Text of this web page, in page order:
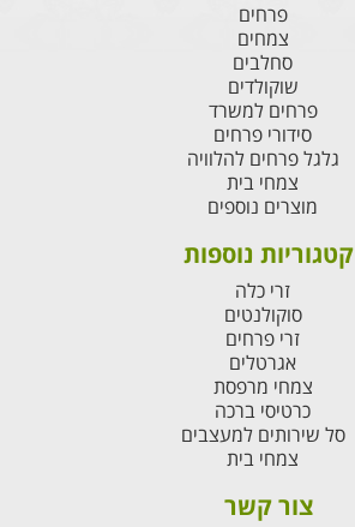
פרחים
צמחים
סחלבים
שוקולדים
פרחים למשרד
סידורי פרחים
גלגל פרחים להלוויה
צמחי בית
מוצרים נוספים
קטגוריות נוספות
זרי כלה
סוקולנטים
זרי פרחים
אגרטלים
צמחי מרפסת
כרטיסי ברכה
סל שירותים למעצבים
צמחי בית
צור קשר